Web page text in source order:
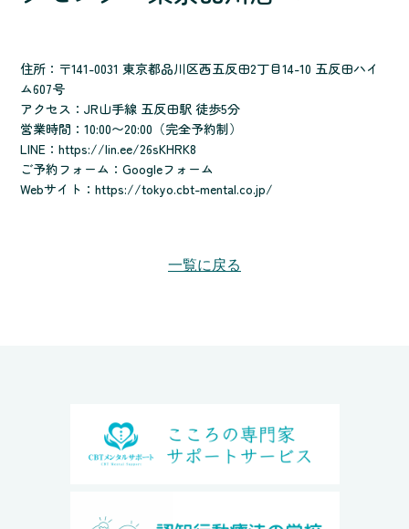
住所：〒141-0031 東京都品川区西五反田2丁目14-10 五反田ハイ
ム607号
アクセス：JR山手線 五反田駅 徒歩5分
営業時間：10:00〜20:00（完全予約制）
LINE：https://lin.ee/26sKHRK8
ご予約フォーム：Googleフォーム
Webサイト：https://tokyo.cbt-mental.co.jp/
一覧に戻る